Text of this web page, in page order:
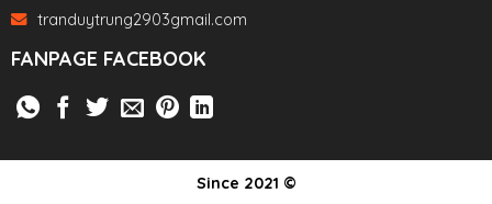
tranduytrung2903gmail.com
FANPAGE FACEBOOK
Since 2021 ©